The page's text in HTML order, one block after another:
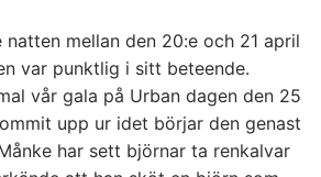
mellan den 20:e och 21 april
var punktlig i sitt beteende.
vår gala på Urban dagen den 25
upp ur idet börjar den genast
har sett björnar ta renkalvar